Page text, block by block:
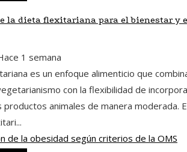
la dieta flexitariana para el bienestar y
1 semana
es un enfoque alimenticio que
con la flexibilidad de
animales de manera moderada.